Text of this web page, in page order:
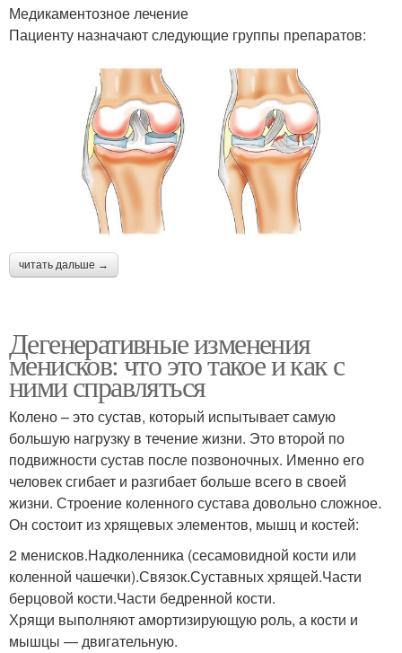
Медикаментозное лечение
Пациенту назначают следующие группы препаратов:
читать дальше →
Дегенеративные изменения
менисков: что это такое и как с
ними справляться
Колено – это сустав, который испытывает самую
большую нагрузку в течение жизни. Это второй по
подвижности сустав после позвоночных. Именно его
человек сгибает и разгибает больше всего в своей
жизни. Строение коленного сустава довольно сложное.
Он состоит из хрящевых элементов, мышц и костей:
2 менисков.Надколенника (сесамовидной кости или
коленной чашечки).Связок.Суставных хрящей.Части
берцовой кости.Части бедренной кости.
Хрящи выполняют амортизирующую роль, а кости и
мышцы — двигательную.